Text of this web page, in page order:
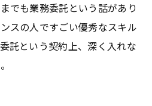
でも業務委託という話があり
スの人ですごい優秀なスキル
託という契約上、深く入れな